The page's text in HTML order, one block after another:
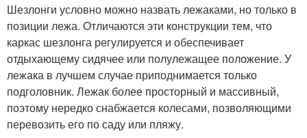
Шезлонги условно можно назвать лежаками, но только в
позиции лежа. Отличаются эти конструкции тем, что
каркас шезлонга регулируется и обеспечивает
отдыхающему сидячее или полулежащее положение. У
лежака в лучшем случае приподнимается только
подголовник. Лежак более просторный и массивный,
поэтому нередко снабжается колесами, позволяющими
перевозить его по саду или пляжу.